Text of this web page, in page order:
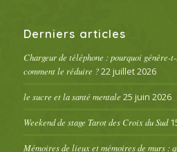
Derniers articles
Chargeur de téléphone : pourquoi
comment le réduire ? 22 juillet 2026
le sucre et la santé mentale 25 juin 2026
Weekend de stage Tarot des Croix du Sud
Mémoires de lieux et mémoires de murs :